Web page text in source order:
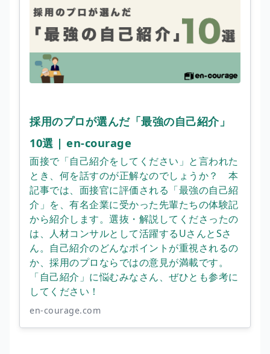
採用のプロが選んだ「最強の自己紹介」
10選 | en-courage
面接で「自己紹介をしてください」と言われた
とき、何を話すのが正解なのでしょうか？ 本
記事では、面接官に評価される「最強の自己紹
介」を、有名企業に受かった先輩たちの体験記
から紹介します。選抜・解説してくださったの
は、人材コンサルとして活躍するUさんとSさ
ん。自己紹介のどんなポイントが重視されるの
か、採用のプロならではの意見が満載です。
「自己紹介」に悩むみなさん、ぜひとも参考に
してください！
en-courage.com